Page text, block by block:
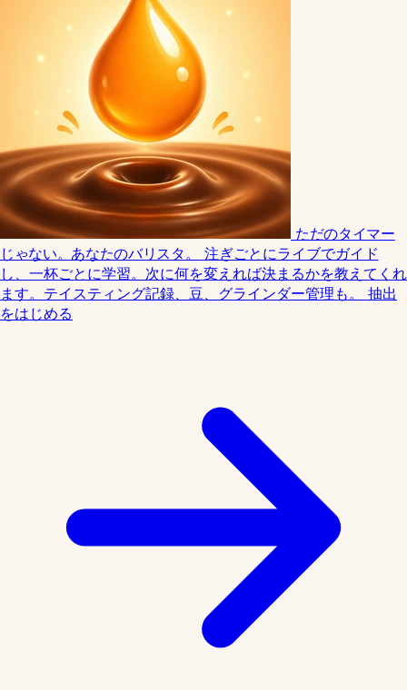
ただのタイマー
じゃない。あなたのバリスタ。
注ぎごとにライブでガイド
し、一杯ごとに学習。次に何を変えれば決まるかを教えてくれ
ます。テイスティング記録、豆、グラインダー管理も。
抽出
をはじめる